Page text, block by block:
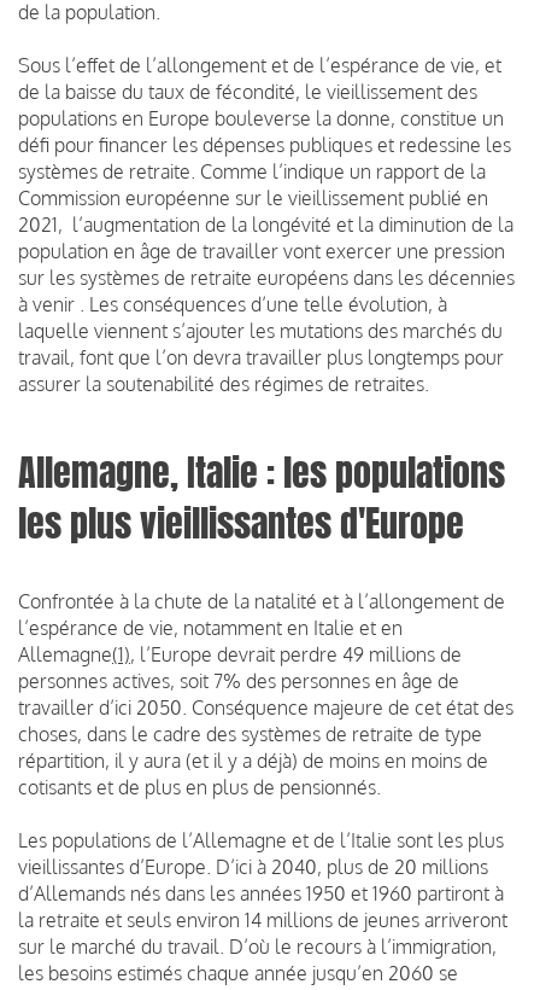
de la population.
Sous l’effet de l’allongement et de l’espérance de vie, et
de la baisse du taux de fécondité, le vieillissement des
populations en Europe bouleverse la donne, constitue un
défi pour financer les dépenses publiques et redessine les
systèmes de retraite. Comme l’indique un rapport de la
Commission européenne sur le vieillissement publié en
2021, l’augmentation de la longévité et la diminution de la
population en âge de travailler vont exercer une pression
sur les systèmes de retraite européens dans les décennies
à venir . Les conséquences d’une telle évolution, à
laquelle viennent s’ajouter les mutations des marchés du
travail, font que l’on devra travailler plus longtemps pour
assurer la soutenabilité des régimes de retraites.
Allemagne, Italie : les populations
les plus vieillissantes d'Europe
Confrontée à la chute de la natalité et à l’allongement de
l’espérance de vie, notamment en Italie et en
Allemagne(1), l’Europe devrait perdre 49 millions de
personnes actives, soit 7% des personnes en âge de
travailler d’ici 2050. Conséquence majeure de cet état des
choses, dans le cadre des systèmes de retraite de type
répartition, il y aura (et il y a déjà) de moins en moins de
cotisants et de plus en plus de pensionnés.
Les populations de l’Allemagne et de l’Italie sont les plus
vieillissantes d’Europe. D’ici à 2040, plus de 20 millions
d’Allemands nés dans les années 1950 et 1960 partiront à
la retraite et seuls environ 14 millions de jeunes arriveront
sur le marché du travail. D’où le recours à l’immigration,
les besoins estimés chaque année jusqu’en 2060 se